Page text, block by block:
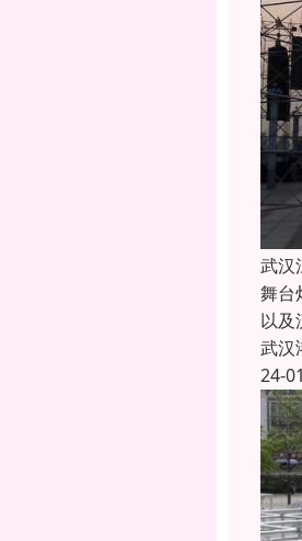
武汉
舞台
以及
武汉
24-